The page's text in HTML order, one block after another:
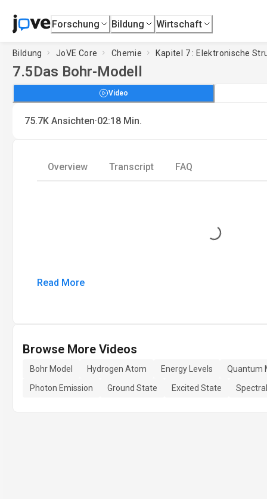
Forschung Bildung Wirtschaft
Bildung JoVE Core Chemie Kapitel 7 : Elektronische
7.5Das Bohr-Modell
Video
75.7K Ansichten·02:18 Min.
Overview Transcript FAQ
Loading...
Read More
Browse More Videos
Bohr Model Hydrogen Atom Energy Levels
Quantum
Photon Emission
Ground State Excited State